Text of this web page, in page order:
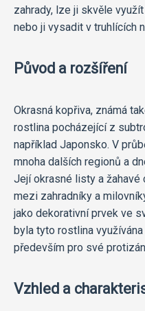
zahrady, lze ji skvěle
nebo ji vysadit v truhlících
Původ a rozšíření
Okrasná kopřiva, známá
rostlina pocházející z
například Japonsko. V
mnoha dalších regionů a
Její okrasné listy a žahavé
mezi zahradníky a
jako dekorativní prvek ve
byla tyto rostlina
především pro své
Vzhled a